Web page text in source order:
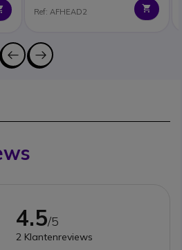
Ref: AFHEAD2
4.5/5
2 Klantenreviews